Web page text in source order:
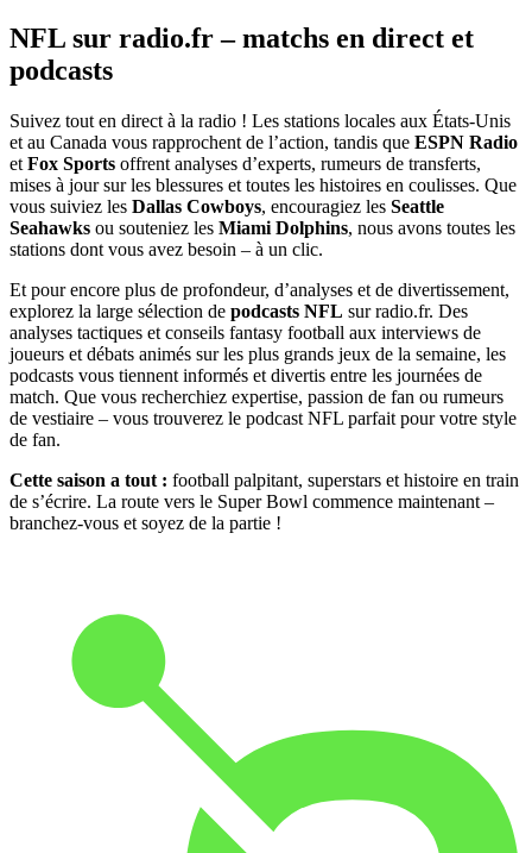
NFL sur radio.fr – matchs en direct et
podcasts
Suivez tout en direct à la radio ! Les stations locales aux États-Unis
et au Canada vous rapprochent de l’action, tandis que ESPN Radio
et Fox Sports offrent analyses d’experts, rumeurs de transferts,
mises à jour sur les blessures et toutes les histoires en coulisses. Que
vous suiviez les Dallas Cowboys, encouragiez les Seattle
Seahawks ou souteniez les Miami Dolphins, nous avons toutes les
stations dont vous avez besoin – à un clic.
Et pour encore plus de profondeur, d’analyses et de divertissement,
explorez la large sélection de podcasts NFL sur radio.fr. Des
analyses tactiques et conseils fantasy football aux interviews de
joueurs et débats animés sur les plus grands jeux de la semaine, les
podcasts vous tiennent informés et divertis entre les journées de
match. Que vous recherchiez expertise, passion de fan ou rumeurs
de vestiaire – vous trouverez le podcast NFL parfait pour votre style
de fan.
Cette saison a tout : football palpitant, superstars et histoire en train
de s’écrire. La route vers le Super Bowl commence maintenant –
branchez-vous et soyez de la partie !